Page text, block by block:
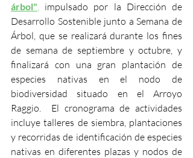
árbol", impulsado por la Dirección de
Desarrollo Sostenible junto a Semana de
Árbol, que se realizará durante los fines
de semana de septiembre y octubre, y
finalizará con una gran plantación de
especies nativas en el nodo de
biodiversidad situado en el Arroyo
Raggio.  El cronograma de actividades
incluye talleres de siembra, plantaciones
y recorridas de identificación de especies
nativas en diferentes plazas y nodos de